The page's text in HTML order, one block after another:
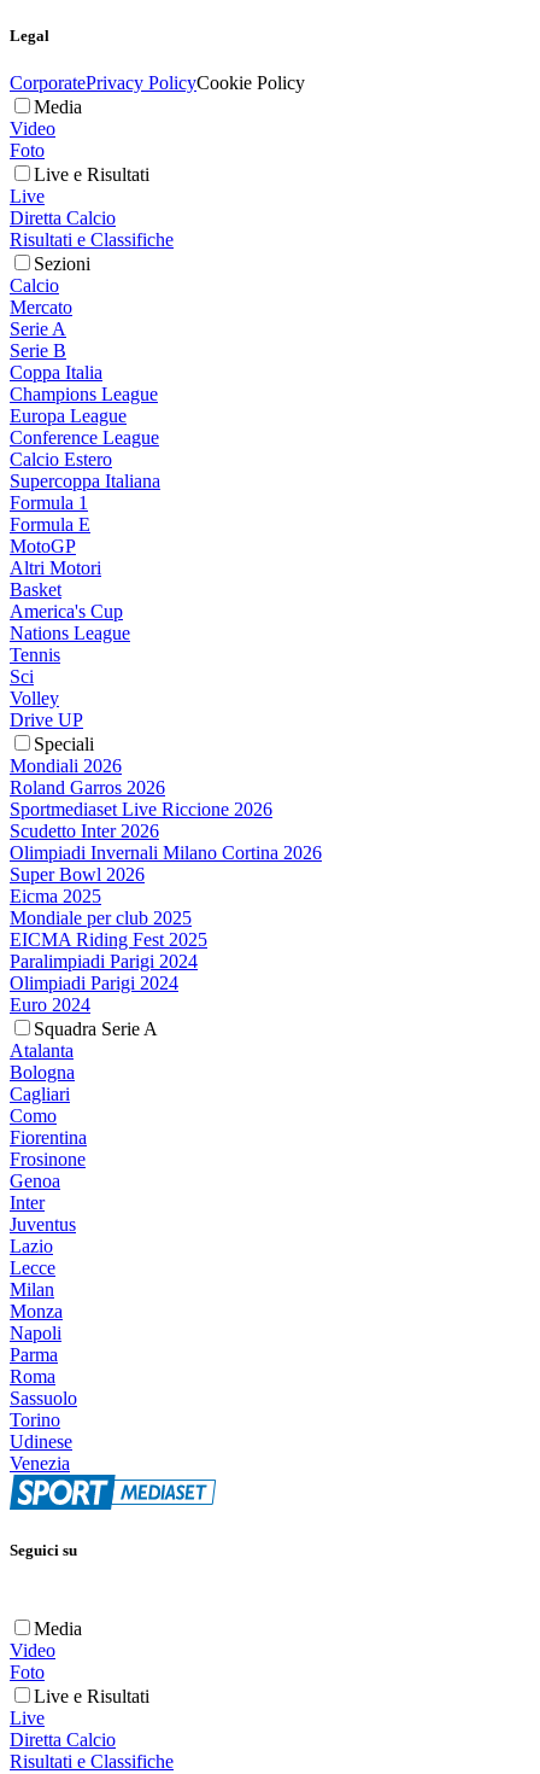
Legal
CorporatePrivacy PolicyCookie Policy
Media
Video
Foto
Live e Risultati
Live
Diretta Calcio
Risultati e Classifiche
Sezioni
Calcio
Mercato
Serie A
Serie B
Coppa Italia
Champions League
Europa League
Conference League
Calcio Estero
Supercoppa Italiana
Formula 1
Formula E
MotoGP
Altri Motori
Basket
America's Cup
Nations League
Tennis
Sci
Volley
Drive UP
Speciali
Mondiali 2026
Roland Garros 2026
Sportmediaset Live Riccione 2026
Scudetto Inter 2026
Olimpiadi Invernali Milano Cortina 2026
Super Bowl 2026
Eicma 2025
Mondiale per club 2025
EICMA Riding Fest 2025
Paralimpiadi Parigi 2024
Olimpiadi Parigi 2024
Euro 2024
Squadra Serie A
Atalanta
Bologna
Cagliari
Como
Fiorentina
Frosinone
Genoa
Inter
Juventus
Lazio
Lecce
Milan
Monza
Napoli
Parma
Roma
Sassuolo
Torino
Udinese
Venezia
Seguici su
Media
Video
Foto
Live e Risultati
Live
Diretta Calcio
Risultati e Classifiche